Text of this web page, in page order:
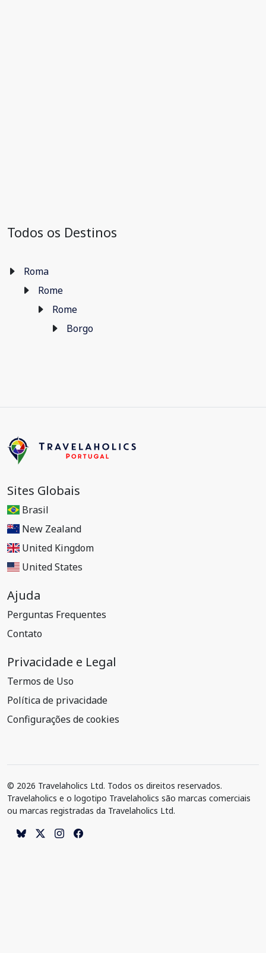
Todos os Destinos
Roma
Rome
Rome
Borgo
Sites Globais
Brasil
New Zealand
United Kingdom
United States
Ajuda
Perguntas Frequentes
Contato
Privacidade e Legal
Termos de Uso
Política de privacidade
Configurações de cookies
© 2026 Travelaholics Ltd. Todos os direitos reservados.
Travelaholics e o logotipo Travelaholics são marcas comerciais
ou marcas registradas da Travelaholics Ltd.